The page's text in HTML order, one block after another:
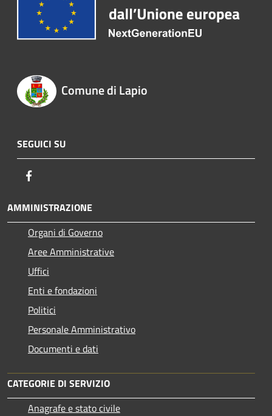
Comune di Lapio
SEGUICI SU
AMMINISTRAZIONE
Organi di Governo
Aree Amministrative
Uffici
Enti e fondazioni
Politici
Personale Amministrativo
Documenti e dati
CATEGORIE DI SERVIZIO
Anagrafe e stato civile